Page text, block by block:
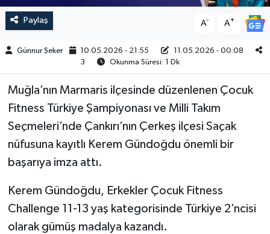
Paylaş A- A+
Günnur Şeker 10.05.2026 - 21:55
11.05.2026 - 00:08
3
Okunma Süresi: 1 Dk
Muğla’nın Marmaris ilçesinde düzenlenen Çocuk
Fitness Türkiye Şampiyonası ve Milli Takım
Seçmeleri’nde Çankırı’nın Çerkeş ilçesi Saçak
nüfusuna kayıtlı Kerem Gündoğdu önemli bir
başarıya imza attı.
Kerem Gündoğdu, Erkekler Çocuk Fitness
Challenge 11-13 yaş kategorisinde Türkiye 2’ncisi
olarak gümüş madalya kazandı.
TURİZM
MAGAZİN
VEFAT
BİLİM&TEKNOLOJİ
BÖLGE
DÜNYA